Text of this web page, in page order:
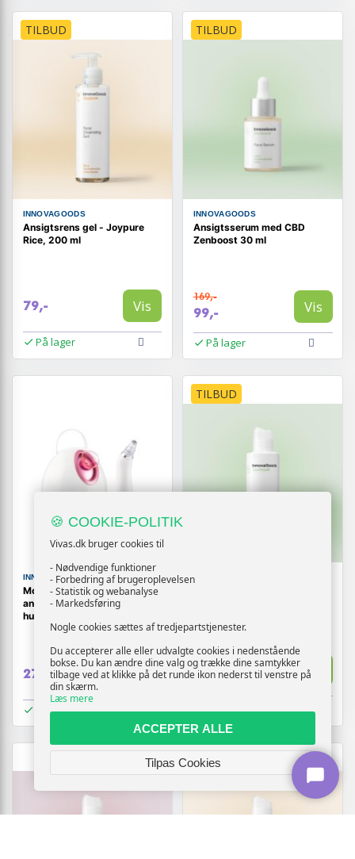
TILBUD
INNOVAGOODS
Ansigtsrens gel - Joypure
Rice, 200 ml
79,- Vis
På lager
TILBUD
INNOVAGOODS
Ansigtsserum med CBD
Zenboost 30 ml
169,-
99,- Vis
På lager
INNOVAGOODS
Moispa + Pore·Off - elektrisk
ansigtsdamper og
hudormefjerner, hvid/rosa
279,- Vis
På lager
TILBUD
INNOVAGOODS
144,-
89,- Vis
TILBUD
🍪 COOKIE-POLITIK
Vivas.dk bruger cookies til
- Nødvendige funktioner
- Forbedring af brugeroplevelsen
- Statistik og webanalyse
- Markedsføring
Nogle cookies sættes af tredjepartstjenester.
Du accepterer alle eller udvalgte cookies i nedenstående
bokse. Du kan ændre dine valg og trække dine samtykker
tilbage ved at klikke på det runde ikon nederst til venstre på
din skærm.
Læs mere
ACCEPTER ALLE
Tilpas Cookies